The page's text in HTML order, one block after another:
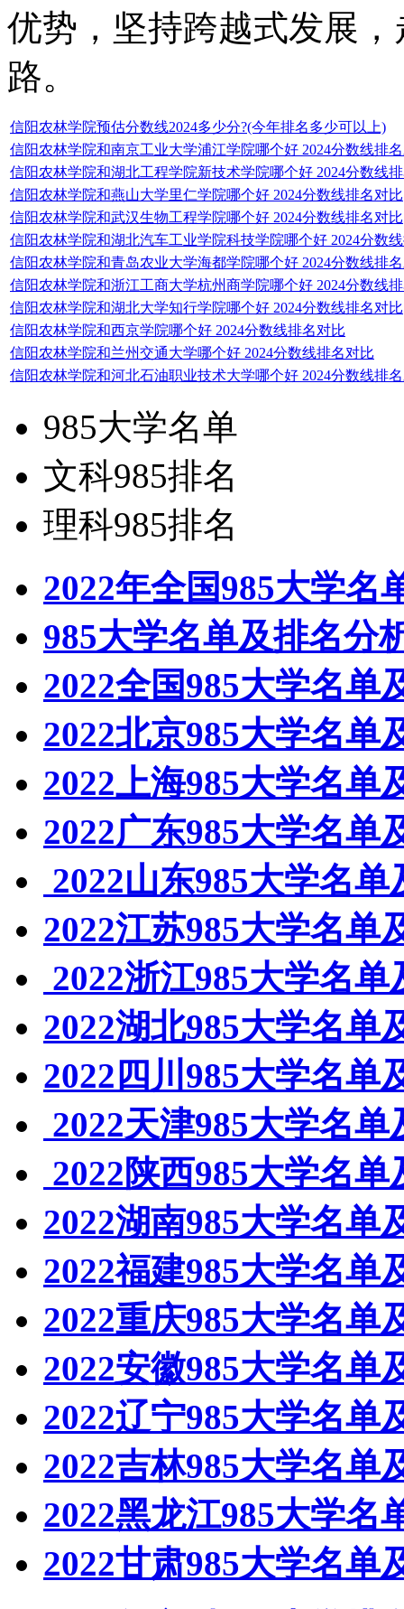
优势，坚持跨越式发展
路。
信阳农林学院预估分数线2024多少分?(今年排名多少可以上)
信阳农林学院和南京工业大学浦江学院哪个好 2024分数线排
信阳农林学院和湖北工程学院新技术学院哪个好 2024分数线
信阳农林学院和燕山大学里仁学院哪个好 2024分数线排名对比
信阳农林学院和武汉生物工程学院哪个好 2024分数线排名对比
信阳农林学院和湖北汽车工业学院科技学院哪个好 2024分数
信阳农林学院和青岛农业大学海都学院哪个好 2024分数线排
信阳农林学院和浙江工商大学杭州商学院哪个好 2024分数线
信阳农林学院和湖北大学知行学院哪个好 2024分数线排名对比
信阳农林学院和西京学院哪个好 2024分数线排名对比
信阳农林学院和兰州交通大学哪个好 2024分数线排名对比
信阳农林学院和河北石油职业技术大学哪个好 2024分数线排
985大学名单
文科985排名
理科985排名
2022年全国985大学名
985大学名单及排名分
2022全国985大学名单
2022北京985大学名单
2022上海985大学名单
2022广东985大学名单
2022山东985大学名单
2022江苏985大学名单
2022浙江985大学名单
2022湖北985大学名单
2022四川985大学名单
2022天津985大学名单
2022陕西985大学名单
2022湖南985大学名单
2022福建985大学名单
2022重庆985大学名单
2022安徽985大学名单
2022辽宁985大学名单
2022吉林985大学名单
2022黑龙江985大学名
2022甘肃985大学名单